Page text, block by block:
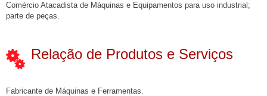
Comércio Atacadista de Máquinas e Equipamentos para uso industrial;
parte de peças.
Relação de Produtos e Serviços
Fabricante de Máquinas e Ferramentas.